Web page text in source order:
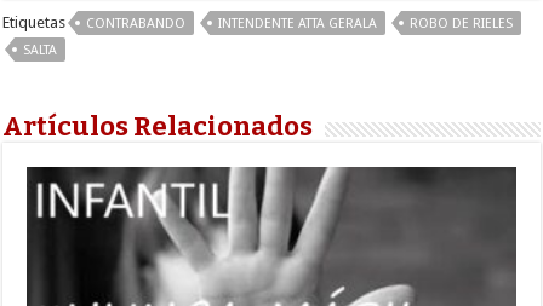
Etiquetas CONTRABANDO INTENDENTE ATTA GERALA
ROBO DE RIELES
SALTA
Artículos Relacionados